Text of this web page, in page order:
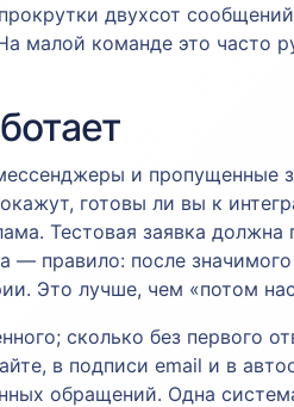
двухсот
малой команде это часто
и пропущенные
готовы ли вы к
Тестовая заявка
— правило: после
Это лучше, чем «потом
сколько без первого
в подписи email и в
обращений. Одна